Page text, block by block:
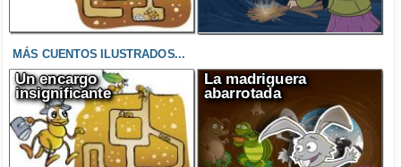
MÁS CUENTOS ILUSTRADOS...
Un encargo
insignificante
La madriguera
abarrotada